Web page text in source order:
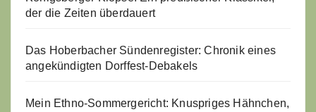
der die Zeiten überdauert
Das Hoberbacher Sündenregister: Chronik eines
angekündigten Dorffest-Debakels
Mein Ethno-Sommergericht: Knuspriges Hähnchen,